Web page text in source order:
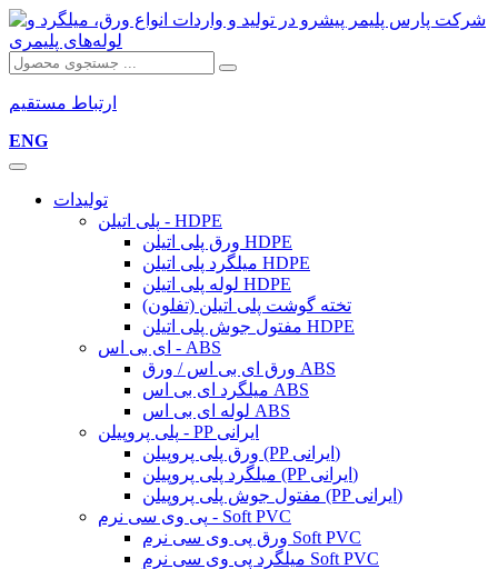
ارتباط مستقیم
ENG
تولیدات
پلی اتیلن - HDPE
ورق پلی اتیلن HDPE
میلگرد پلی اتیلن HDPE
لوله پلی اتیلن HDPE
تخته گوشت پلی اتیلن (تفلون)
مفتول جوش پلی اتیلن HDPE
ای بی اس - ABS
ورق ای بی اس / ورق ABS
میلگرد ای بی اس ABS
لوله ای بی اس ABS
پلی پروپیلن - PP ایرانی
ورق پلی پروپیلن (PP ایرانی)
میلگرد پلی پروپیلن (PP ایرانی)
مفتول جوش پلی پروپیلن (PP ایرانی)
پی وی سی نرم - Soft PVC
ورق پی وی سی نرم Soft PVC
میلگرد پی وی سی نرم Soft PVC